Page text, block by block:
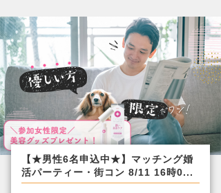
【★男性6名申込中★】マッチング婚
活パーティー・街コン 8/11 16時0...